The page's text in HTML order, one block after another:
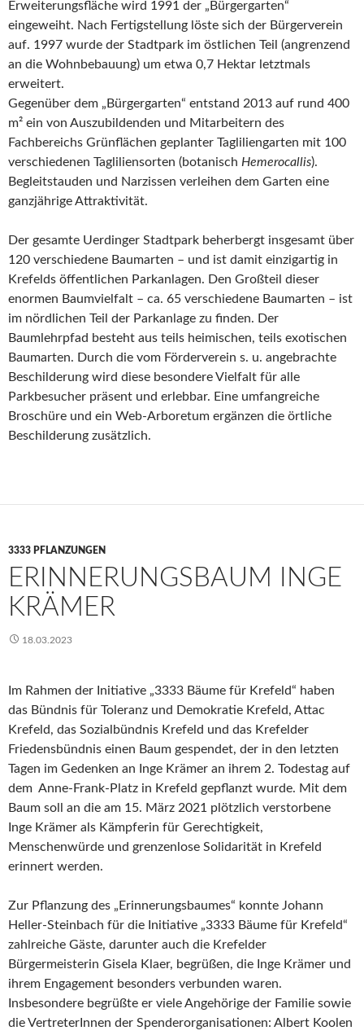
Erweiterungsfläche wird 1991 der „Bürgergarten“
eingeweiht. Nach Fertigstellung löste sich der Bürgerverein
auf. 1997 wurde der Stadtpark im östlichen Teil (angrenzend
an die Wohnbebauung) um etwa 0,7 Hektar letztmals
erweitert.
Gegenüber dem „Bürgergarten“ entstand 2013 auf rund 400
m² ein von Auszubildenden und Mitarbeitern des
Fachbereichs Grünflächen geplanter Tagliliengarten mit 100
verschiedenen Tagliliensorten (botanisch Hemerocallis).
Begleitstauden und Narzissen verleihen dem Garten eine
ganzjährige Attraktivität.
Der gesamte Uerdinger Stadtpark beherbergt insgesamt über
120 verschiedene Baumarten – und ist damit einzigartig in
Krefelds öffentlichen Parkanlagen. Den Großteil dieser
enormen Baumvielfalt – ca. 65 verschiedene Baumarten – ist
im nördlichen Teil der Parkanlage zu finden. Der
Baumlehrpfad besteht aus teils heimischen, teils exotischen
Baumarten. Durch die vom Förderverein s. u. angebrachte
Beschilderung wird diese besondere Vielfalt für alle
Parkbesucher präsent und erlebbar. Eine umfangreiche
Broschüre und ein Web-Arboretum ergänzen die örtliche
Beschilderung zusätzlich.
3333 PFLANZUNGEN
ERINNERUNGSBAUM INGE
KRÄMER
18.03.2023
Im Rahmen der Initiative „3333 Bäume für Krefeld“ haben
das Bündnis für Toleranz und Demokratie Krefeld, Attac
Krefeld, das Sozialbündnis Krefeld und das Krefelder
Friedensbündnis einen Baum gespendet, der in den letzten
Tagen im Gedenken an Inge Krämer an ihrem 2. Todestag auf
dem Anne-Frank-Platz in Krefeld gepflanzt wurde. Mit dem
Baum soll an die am 15. März 2021 plötzlich verstorbene
Inge Krämer als Kämpferin für Gerechtigkeit,
Menschenwürde und grenzenlose Solidarität in Krefeld
erinnert werden.
Zur Pflanzung des „Erinnerungsbaumes“ konnte Johann
Heller-Steinbach für die Initiative „3333 Bäume für Krefeld“
zahlreiche Gäste, darunter auch die Krefelder
Bürgermeisterin Gisela Klaer, begrüßen, die Inge Krämer und
ihrem Engagement besonders verbunden waren.
Insbesondere begrüßte er viele Angehörige der Familie sowie
die VertreterInnen der Spenderorganisationen: Albert Koolen